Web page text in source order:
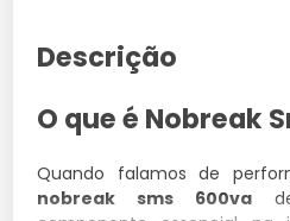
Descrição
O que é Nobreak
Quando falamos de
nobreak sms 600va